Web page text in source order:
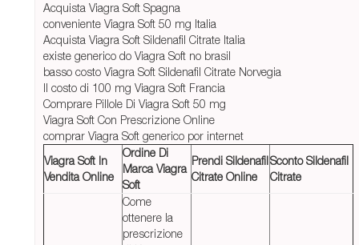
Acquista Viagra Soft Spagna
conveniente Viagra Soft 50 mg Italia
Acquista Viagra Soft Sildenafil Citrate Italia
existe generico do Viagra Soft no brasil
basso costo Viagra Soft Sildenafil Citrate Norvegia
Il costo di 100 mg Viagra Soft Francia
Comprare Pillole Di Viagra Soft 50 mg
Viagra Soft Con Prescrizione Online
comprar Viagra Soft generico por internet
Viagra Soft In
Vendita Online
Ordine Di
Marca Viagra
Soft
Prendi Sildenafil
Citrate Online
Sconto Sildenafil
Citrate
Come
ottenere la
prescrizione